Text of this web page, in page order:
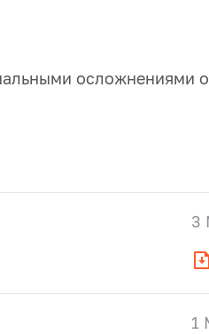
осложнениями
3
1